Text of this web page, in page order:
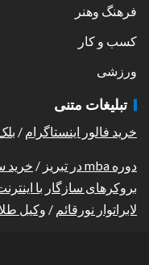
فرهنگ وهنر
کسب و کار
ورزشی
تبلیغات متنی
خرید فالور اینستاگرام / بلک
دوره mba در تبریز / خرید
بروکرهای سازگار با
لابراتوار نورقائم / وکیل